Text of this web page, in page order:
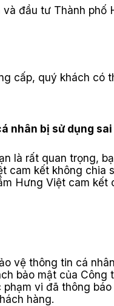
đầu tư Thành phố
cấp, quý khách có
nhân bị sử dụng
là rất quan trọng,
cam kết không chia
Hưng Việt cam kết
vệ thông tin cá
bảo mật của Công
vi đã thông
hàng.